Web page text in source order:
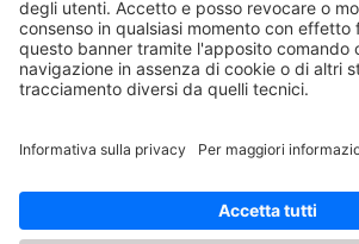
Sede operativa: V.le E. Forlanini, 21 -
(+39)0270211274
E-mail:
Sede legale: V.le E. Forlanini, 21 -
ORARI SEGRETERIA
Lunedì—Giovedì:
Venerdì: 08:30–16:00